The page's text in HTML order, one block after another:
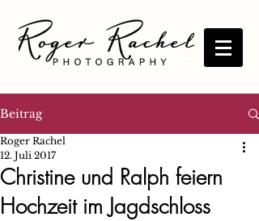
Beitrag
Christine und Ralph feiern
Hochzeit im Jagdschloss
Roger Rachel
12. Juli 2017